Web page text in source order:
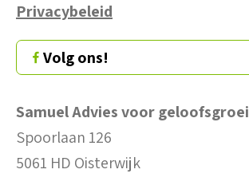
Privacybeleid
Volg ons!
Samuel Advies voor geloofsgroei
Spoorlaan 126
5061 HD Oisterwijk